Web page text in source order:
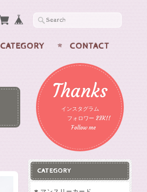
CATEGORY CONTACT
Thanks
インスタグラム
フォロワー 23K!!
Follow me
CATEGORY